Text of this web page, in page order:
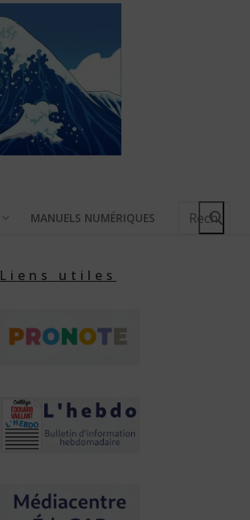
MANUELS NUMÉRIQUES
Rechercher
Liens utiles